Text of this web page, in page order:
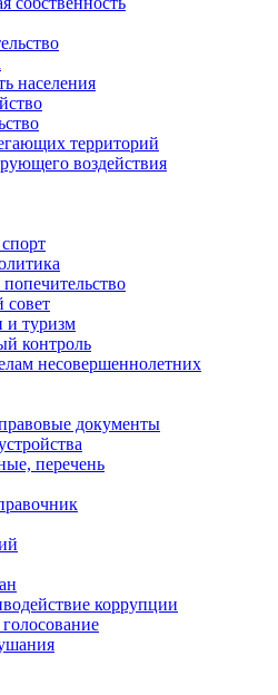
населения
территорий
воздействия
и туризм
контроль
несовершеннолетних
документы
перечень
коррупции